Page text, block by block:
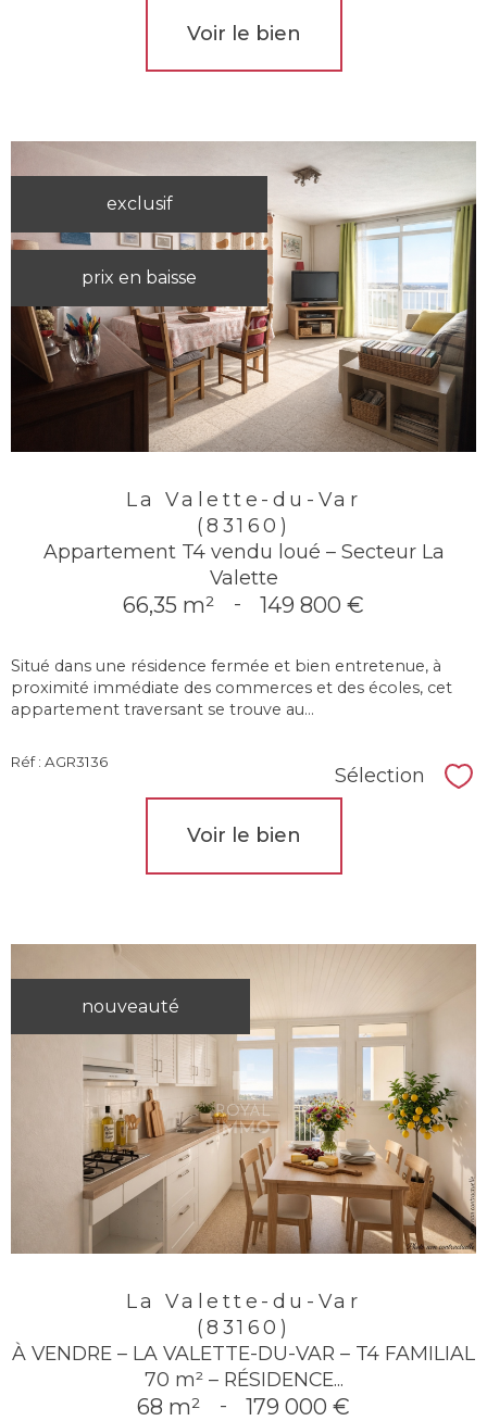
Voir le bien
exclusif
prix en baisse
La Valette-du-Var
(83160)
Appartement T4 vendu loué – Secteur La
Valette
66,35 m² - 149 800 €
Situé dans une résidence fermée et bien entretenue, à
proximité immédiate des commerces et des écoles, cet
appartement traversant se trouve au...
Réf : AGR3136
Sélection
Voir le bien
nouveauté
La Valette-du-Var
(83160)
À VENDRE – LA VALETTE-DU-VAR – T4 FAMILIAL
70 m² – RÉSIDENCE...
68 m² - 179 000 €